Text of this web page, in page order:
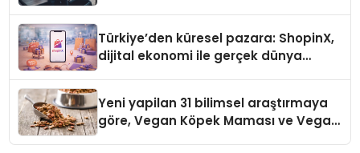
Türkiye’den küresel pazara: ShopinX,
dijital ekonomi ile gerçek dünya
Yeni yapilan 31 bilimsel araştırmaya
göre, Vegan Köpek Maması ve Vegan